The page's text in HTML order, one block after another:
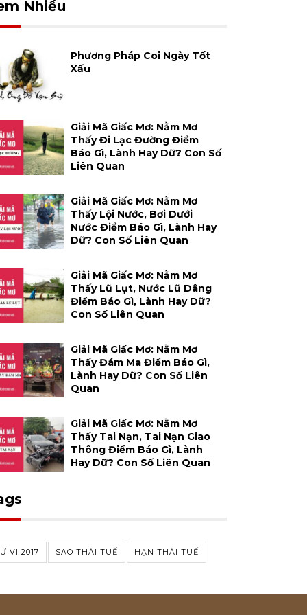
Nhiều
Phương Pháp Coi Ngày Tốt
Xấu
Giải Mã Giấc Mơ: Nằm Mơ
Thấy Đi Lạc Đường Điềm
Báo Gì, Lành Hay Dữ? Con Số
Liên Quan
Giải Mã Giấc Mơ: Nằm Mơ
Thấy Lội Nước, Bơi Dưới
Nước Điềm Báo Gì, Lành Hay
Dữ? Con Số Liên Quan
Giải Mã Giấc Mơ: Nằm Mơ
Thấy Lũ Lụt, Nước Lũ Dâng
Điềm Báo Gì, Lành Hay Dữ?
Con Số Liên Quan
Giải Mã Giấc Mơ: Nằm Mơ
Thấy Đám Ma Điềm Báo Gì,
Lành Hay Dữ? Con Số Liên
Quan
Giải Mã Giấc Mơ: Nằm Mơ
Thấy Tai Nạn, Tai Nạn Giao
Thông Điềm Báo Gì, Lành
Hay Dữ? Con Số Liên Quan
VI 2017 SAO THÁI TUẾ HẠN THÁI TUẾ